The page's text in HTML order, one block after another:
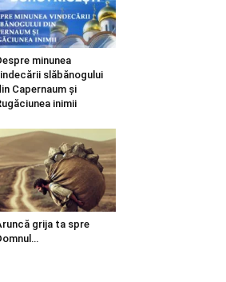
minunea
slăbănogului
Capernaum și
inimii
grija ta spre